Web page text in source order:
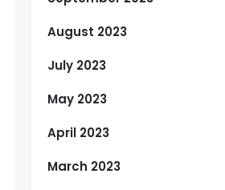
August 2023
July 2023
May 2023
April 2023
March 2023